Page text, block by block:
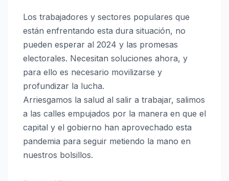
Los trabajadores y sectores populares que
están enfrentando esta dura situación, no
pueden esperar al 2024 y las promesas
electorales. Necesitan soluciones ahora, y
para ello es necesario movilizarse y
profundizar la lucha.
Arriesgamos la salud al salir a trabajar, salimos
a las calles empujados por la manera en que el
capital y el gobierno han aprovechado esta
pandemia para seguir metiendo la mano en
nuestros bolsillos.